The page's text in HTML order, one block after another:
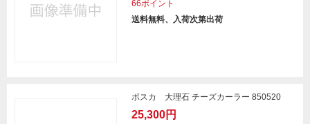
66ポイント
送料無料、入荷次第出荷
ボスカ 大理石 チーズカーラー 850520
25,300円